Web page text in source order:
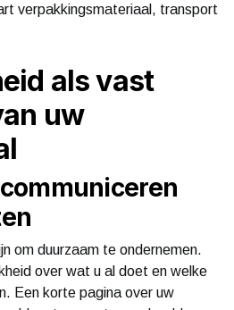
verpakkingsmateriaal, transport
als vast
uw
om duurzaam te ondernemen.
over wat u al doet en welke
Een korte pagina over uw